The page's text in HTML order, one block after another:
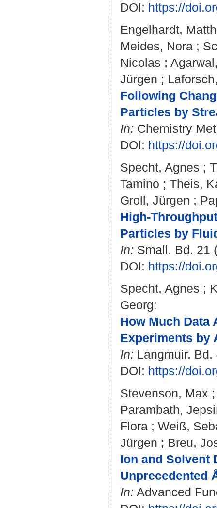
DOI: https://
Engelhardt,
Meides, Nora ;
Nicolas ;
Jürgen ;
Following
Particles by
In: Chemistry
DOI: https://
Specht, Agnes ;
Tamino ; Theis,
Groll, Jürgen ;
High-
Particles by
In: Small. Bd. 21
DOI: https://
Specht, Agnes ;
Georg:
How Much Data
Experiments by
In: Langmuir.
DOI: https://
Stevenson, Max
Parambath,
Flora ; Weiß,
Jürgen ; Breu,
Ion and Solvent
Unprecedented
In: Advanced